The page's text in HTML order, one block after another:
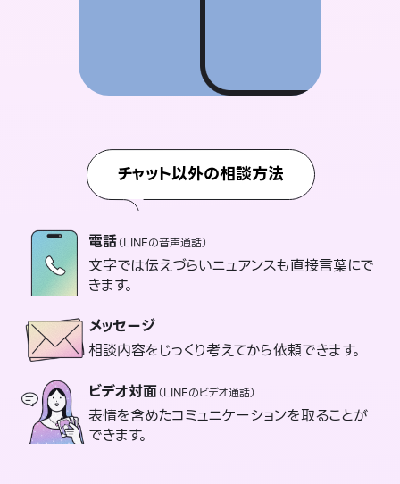
チャット以外の相談方法
電話（LINEの音声通話）
文字では伝えづらいニュアンスも直接言葉にで
きます。
メッセージ
相談内容をじっくり考えてから依頼できます。
ビデオ対面（LINEのビデオ通話）
表情を含めたコミュニケーションを取ることが
できます。